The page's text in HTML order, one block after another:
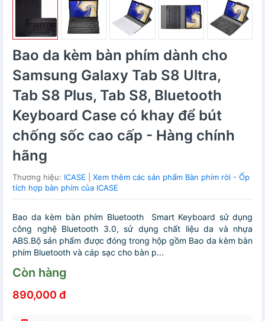
Bao da kèm bàn phím dành cho
Samsung Galaxy Tab S8 Ultra,
Tab S8 Plus, Tab S8, Bluetooth
Keyboard Case có khay để bút
chống sốc cao cấp - Hàng chính
hãng
Thương hiệu: ICASE
Xem thêm các sản phẩm Bàn phím rời - Ốp
tích hợp bàn phím của ICASE
Bao da kèm bàn phím Bluetooth Smart Keyboard sử dụng
công nghệ Bluetooth 3.0, sử dụng chất liệu da và nhựa
ABS.Bộ sản phẩm được đóng trong hộp gồm Bao da kèm bàn
phím Bluetooth và cáp sạc cho bàn p...
Còn hàng
890,000 đ